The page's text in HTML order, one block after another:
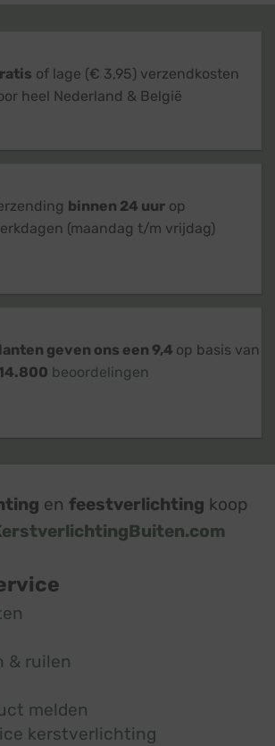
of lage (€ 3,95) verzendkosten
heel Nederland & België
binnen 24 uur op
(maandag t/m vrijdag)
geven ons een 9,4 op basis van
beoordelingen
en feestverlichting koop
& ruilen
melden
kerstverlichting